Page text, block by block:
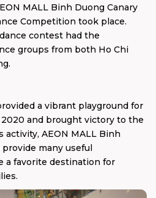
MALL Binh Duong Canary
Competition took place.
contest had the
groups from both Ho Chi
a vibrant playground for
and brought victory to the
AEON MALL Binh
many useful
a favorite destination for